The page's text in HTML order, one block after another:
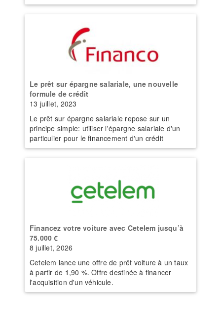
Le prêt sur épargne salariale, une nouvelle
formule de crédit
13 juillet, 2023
Le prêt sur épargne salariale repose sur un
principe simple: utiliser l'épargne salariale d'un
particulier pour le financement d'un crédit
Financez votre voiture avec Cetelem jusqu’à
75.000 €
8 juillet, 2026
Cetelem lance une offre de prêt voiture à un taux
à partir de 1,90 %. Offre destinée à financer
l'acquisition d'un véhicule.